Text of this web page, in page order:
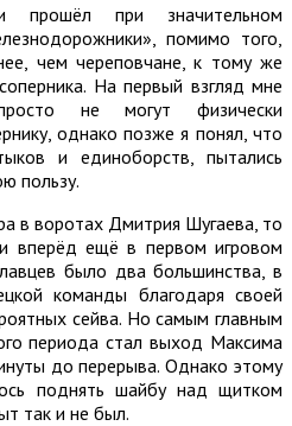
прошёл при значительном
помимо того,
чем череповчане, к тому же
На первый взгляд мне
не могут физически
однако позже я понял, что
и единоборств, пытались
пользу.
в воротах Дмитрия Шугаева, то
вперёд ещё в первом игровом
было два большинства, в
команды благодаря своей
сейва. Но самым главным
периода стал выход Максима
до перерыва. Однако этому
поднять шайбу над щитком
так и не был.